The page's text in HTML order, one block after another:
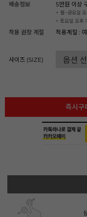
배송정보 5만원 이상
+ 월~금요일
+ 토요일 오후
착용 권장 계절 적용계절 :
사이즈 (SIZE)
즉시구